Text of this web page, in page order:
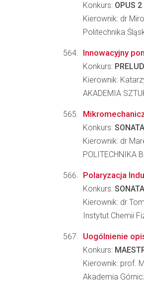
Konkurs: OPUS 2
Kierownik: dr
Politechnika
Innowacyjny
Konkurs:
Kierownik:
AKADEMIA
Konkurs:
Kierownik: dr
POLITECHNIKA
Polaryzacja
Konkurs:
Kierownik: dr
Instytut Chemii
Uogólnienie
Konkurs:
Kierownik: prof.
Akademia